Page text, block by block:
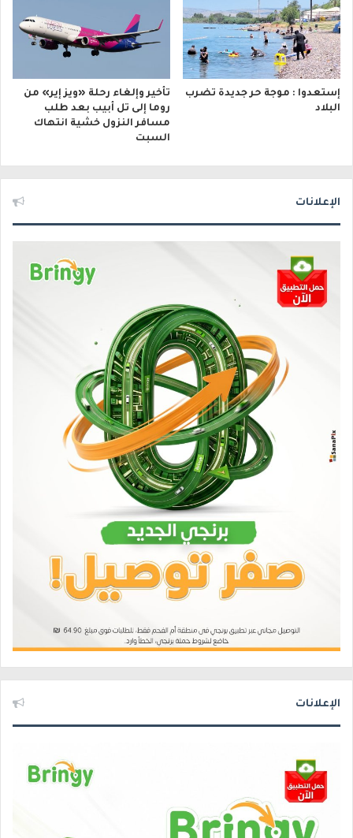
إستعدوا : موجة حر جديدة تضرب
البلاد
تأخير وإلغاء رحلة «ويز إير» من
روما إلى تل أبيب بعد طلب
مسافر النزول خشية انتهاك
السبت
الإعلانات
الإعلانات